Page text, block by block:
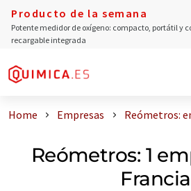
Producto de la semana
Potente medidor de oxígeno: compacto, portátil y
recargable integrada
Home Empresas Reómetros:
Reómetros: 1
Francia